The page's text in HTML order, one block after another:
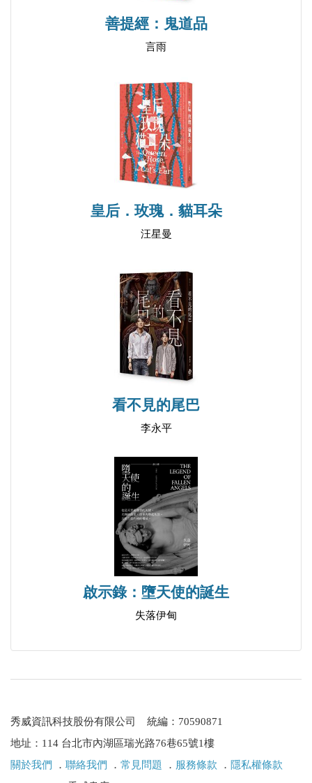
的抉擇，在看似被完整攤在陽光下的歷史文物中，真
相要如何破隙而出，成為追尋者眼中的光芒？
善提經：鬼道品
言雨
皇后．玫瑰．貓耳朵
汪星曼
看不見的尾巴
李永平
啟示錄：墮天使的誕生
失落伊甸
秀威資訊科技股份有限公司 統編：70590871
地址：114 台北市內湖區瑞光路76巷65號1樓
關於我們
． 聯絡我們 ． 常見問題 ． 服務條款 ． 隱私權條款